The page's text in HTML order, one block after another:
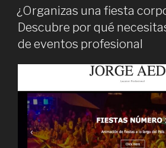
ON
¿Organizas una fiesta
Descubre por qué
de eventos profesional